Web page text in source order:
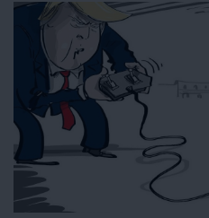
conflitos de interesses e
comercializando os direitos
tornando instituições
estratégias privadas. É o
neoliberal.